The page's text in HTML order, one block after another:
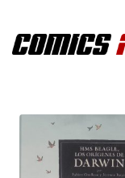
contenido